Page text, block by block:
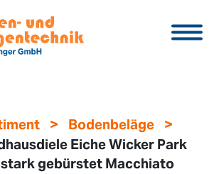
> Bodenbeläge >
Eiche Wicker Park
gebürstet Macchiato